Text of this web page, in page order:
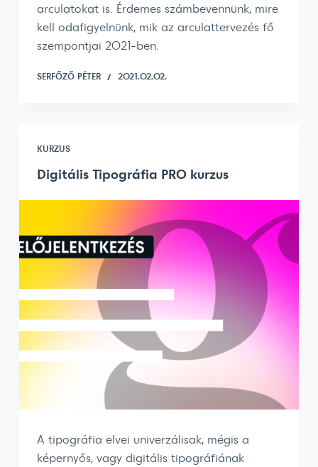
arculatokat is. Érdemes számbevennünk, mire
kell odafigyelnünk, mik az arculattervezés fő
szempontjai 2021-ben.
SERFŐZŐ PÉTER 2021.02.02.
KURZUS
Digitális Tipográfia PRO kurzus
A tipográfia elvei univerzálisak, mégis a
képernyős, vagy digitális tipográfiának